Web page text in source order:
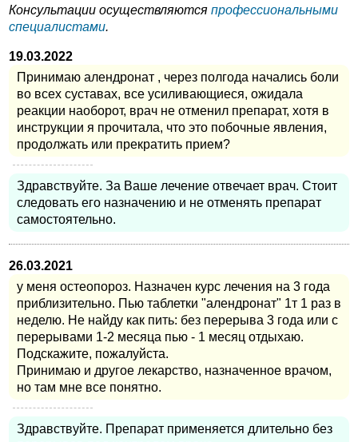
Консультации осуществляются профессиональными
специалистами.
19.03.2022
Принимаю алендронат , через полгода начались боли
во всех суставах, все усиливающиеся, ожидала
реакции наоборот, врач не отменил препарат, хотя в
инструкции я прочитала, что это побочные явления,
продолжать или прекратить прием?
Здравствуйте. За Ваше лечение отвечает врач. Стоит
следовать его назначению и не отменять препарат
самостоятельно.
26.03.2021
у меня остеопороз. Назначен курс лечения на 3 года
приблизительно. Пью таблетки "алендронат" 1т 1 раз в
неделю. Не найду как пить: без перерыва 3 года или с
перерывами 1-2 месяца пью - 1 месяц отдыхаю.
Подскажите, пожалуйста.
Принимаю и другое лекарство, назначенное врачом,
но там мне все понятно.
Здравствуйте. Препарат применяется длительно без